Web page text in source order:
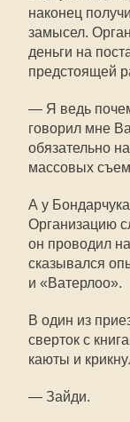
наконец
замысел.
деньги на
предстоящей
— Я ведь
говорил мне
обязательно
массовых
А у
Организацию
он проводил
сказывался
и «Ватерлоо».
В один из
сверток с
каюты и
— Зайди.